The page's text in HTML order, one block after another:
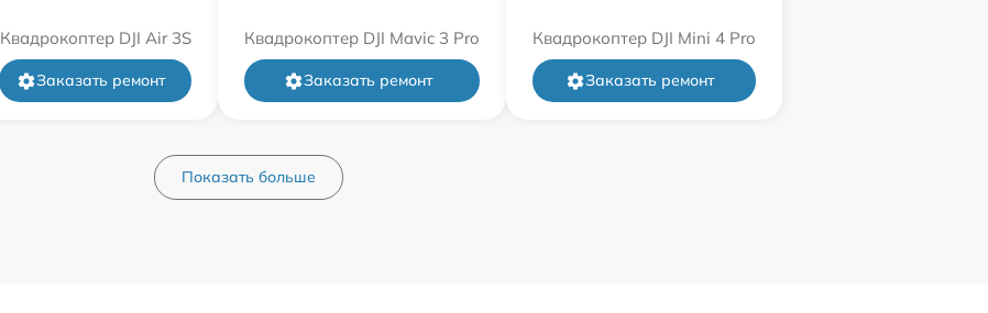
Квадрокоптер DJI Air 3S
Заказать ремонт
Квадрокоптер DJI Mavic 3 Pro
Заказать ремонт
Квадрокоптер DJI Mini 4 Pro
Заказать ремонт
Показать больше